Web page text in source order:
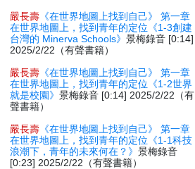
嚴長壽 《在世界地圖上找到自己》 第一章
在世界地圖上，找到青年的定位《1-3創建
台灣的 Minerva Schools》景梅錄音 [0:14]
2025/2/22（有聲書籍）
嚴長壽 《在世界地圖上找到自己》 第一章
在世界地圖上，找到青年的定位《1-2世界
就是校園》景梅錄音 [0:14] 2025/2/22（有
聲書籍）
嚴長壽 《在世界地圖上找到自己》 第一章
在世界地圖上，找到青年的定位《1-1科技
浪潮下，青年的未來何在？》景梅錄音
[0:23] 2025/2/22（有聲書籍）